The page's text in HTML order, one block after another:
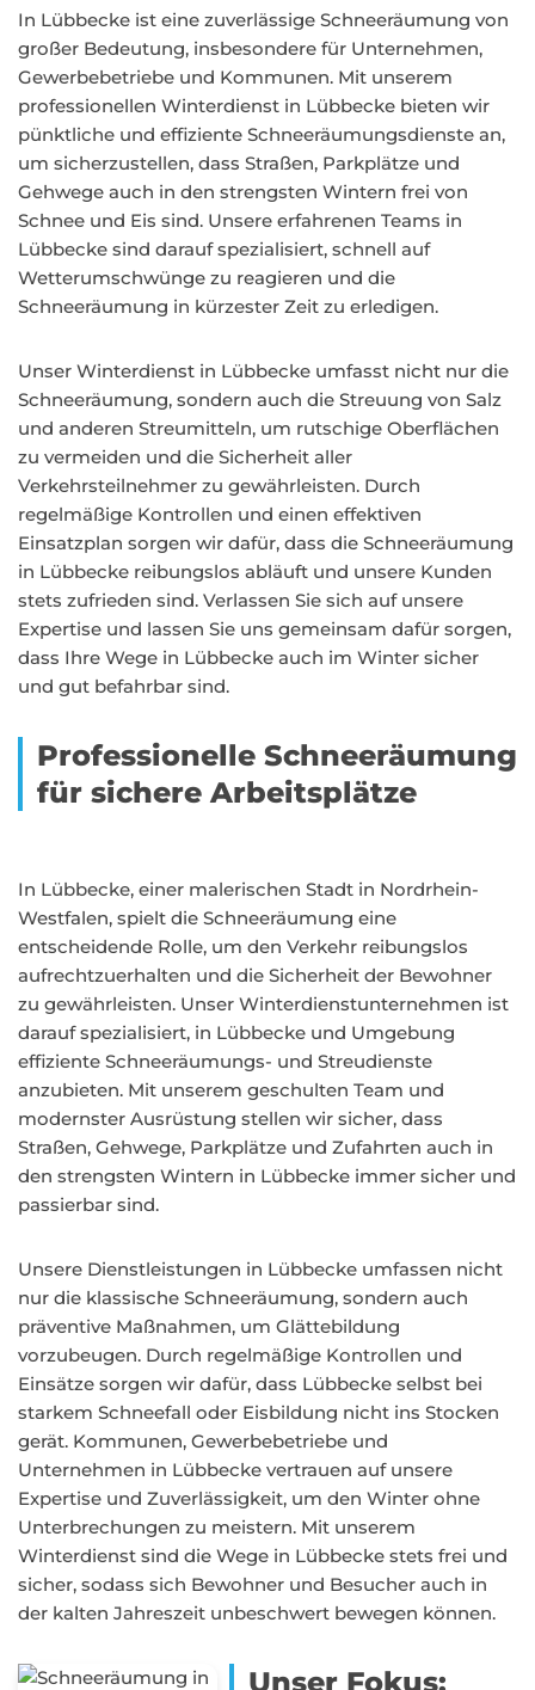
In Lübbecke ist eine zuverlässige Schneeräumung von
großer Bedeutung, insbesondere für Unternehmen,
Gewerbebetriebe und Kommunen. Mit unserem
professionellen Winterdienst in Lübbecke bieten wir
pünktliche und effiziente Schneeräumungsdienste an,
um sicherzustellen, dass Straßen, Parkplätze und
Gehwege auch in den strengsten Wintern frei von
Schnee und Eis sind. Unsere erfahrenen Teams in
Lübbecke sind darauf spezialisiert, schnell auf
Wetterumschwünge zu reagieren und die
Schneeräumung in kürzester Zeit zu erledigen.
Unser Winterdienst in Lübbecke umfasst nicht nur die
Schneeräumung, sondern auch die Streuung von Salz
und anderen Streumitteln, um rutschige Oberflächen
zu vermeiden und die Sicherheit aller
Verkehrsteilnehmer zu gewährleisten. Durch
regelmäßige Kontrollen und einen effektiven
Einsatzplan sorgen wir dafür, dass die Schneeräumung
in Lübbecke reibungslos abläuft und unsere Kunden
stets zufrieden sind. Verlassen Sie sich auf unsere
Expertise und lassen Sie uns gemeinsam dafür sorgen,
dass Ihre Wege in Lübbecke auch im Winter sicher
und gut befahrbar sind.
Professionelle Schneeräumung
für sichere Arbeitsplätze
In Lübbecke, einer malerischen Stadt in Nordrhein-
Westfalen, spielt die Schneeräumung eine
entscheidende Rolle, um den Verkehr reibungslos
aufrechtzuerhalten und die Sicherheit der Bewohner
zu gewährleisten. Unser Winterdienstunternehmen ist
darauf spezialisiert, in Lübbecke und Umgebung
effiziente Schneeräumungs- und Streudienste
anzubieten. Mit unserem geschulten Team und
modernster Ausrüstung stellen wir sicher, dass
Straßen, Gehwege, Parkplätze und Zufahrten auch in
den strengsten Wintern in Lübbecke immer sicher und
passierbar sind.
Unsere Dienstleistungen in Lübbecke umfassen nicht
nur die klassische Schneeräumung, sondern auch
präventive Maßnahmen, um Glättebildung
vorzubeugen. Durch regelmäßige Kontrollen und
Einsätze sorgen wir dafür, dass Lübbecke selbst bei
starkem Schneefall oder Eisbildung nicht ins Stocken
gerät. Kommunen, Gewerbebetriebe und
Unternehmen in Lübbecke vertrauen auf unsere
Expertise und Zuverlässigkeit, um den Winter ohne
Unterbrechungen zu meistern. Mit unserem
Winterdienst sind die Wege in Lübbecke stets frei und
sicher, sodass sich Bewohner und Besucher auch in
der kalten Jahreszeit unbeschwert bewegen können.
Unser Fokus: